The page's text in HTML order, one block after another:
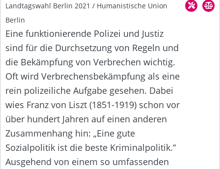
Landtagswahl Berlin 2021 / Humanistische Union
Berlin
Eine funktionierende Polizei und Justiz
sind für die Durchsetzung von Regeln und
die Bekämpfung von Verbrechen wichtig.
Oft wird Verbrechensbekämpfung als eine
rein polizeiliche Aufgabe gesehen. Dabei
wies Franz von Liszt (1851-1919) schon vor
über hundert Jahren auf einen anderen
Zusammenhang hin: „Eine gute
Sozialpolitik ist die beste Kriminalpolitik.“
Ausgehend von einem so umfassenden